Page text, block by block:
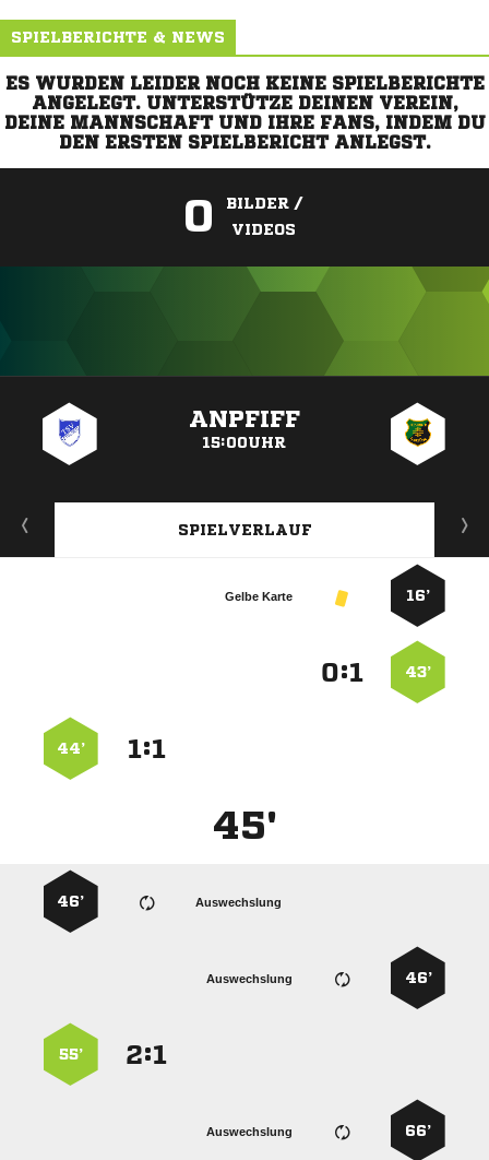
SPIELBERICHTE & NEWS
ES WURDEN LEIDER NOCH KEINE SPIELBERICHTE
ANGELEGT. UNTERSTÜTZE DEINEN VEREIN,
DEINE MANNSCHAFT UND IHRE FANS, INDEM DU
DEN ERSTEN SPIELBERICHT ANLEGST.
0
BILDER /
VIDEOS
ANPFIFF
15:00UHR
SPIELVERLAUF
16’
Gelbe Karte
43’
:
:
44’
45'
Auswechslung
46’
46’
Auswechslung
:
55’
66’
Auswechslung